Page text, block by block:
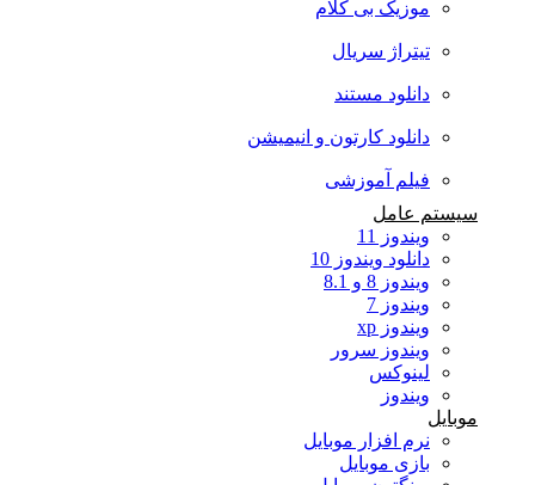
موزیک بی کلام
تیتراژ سریال
دانلود مستند
دانلود کارتون و انیمیشن
فیلم آموزشی
سیستم عامل
ویندوز 11
دانلود ویندوز 10
ویندوز 8 و 8.1
ویندوز 7
ویندوز xp
ویندوز سرور
لینوکس
ویندوز
موبایل
نرم افزار موبایل
بازی موبایل